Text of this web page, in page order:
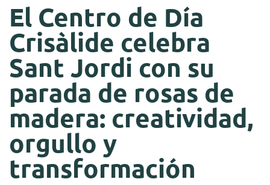
El Centro de Día
Crisàlide celebra
Sant Jordi con su
parada de rosas de
madera: creatividad,
orgullo y
transformación